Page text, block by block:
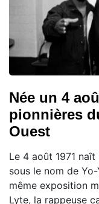
Née un 4
pionnières
Ouest
Le 4 août 1971
sous le nom de
même exposition
Lyte, la rappeuse